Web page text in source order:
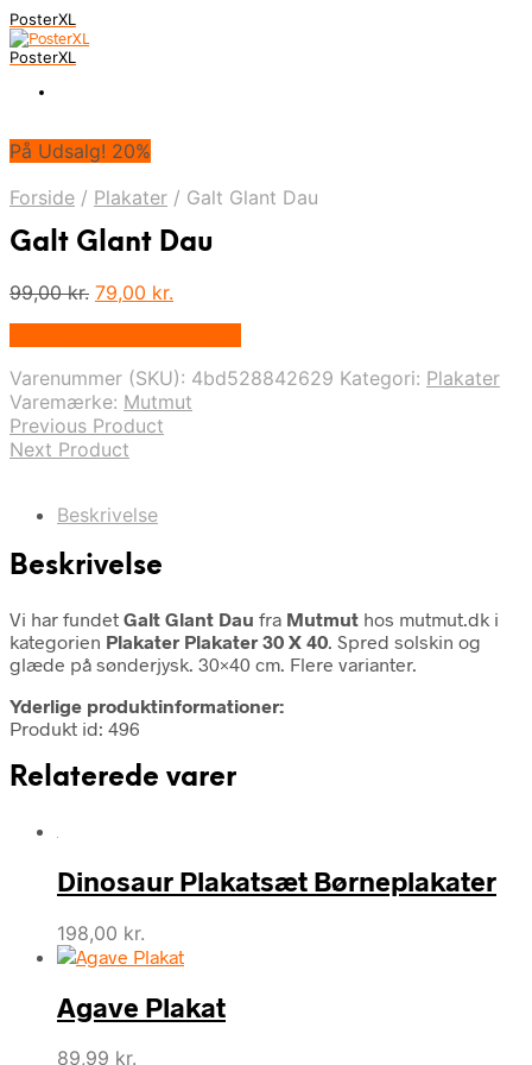
PosterXL
PosterXL
På Udsalg! 20%
Forside / Plakater / Galt Glant Dau
Galt Glant Dau
99,00kr. Den
99,00 kr..
79,00 kr.
79,00 kr..
Varenummer (SKU): 4bd528842629 Kategori: Plakater
Varemærke: Mutmut
Previous Product
Next Product
Beskrivelse
Beskrivelse
Vi har fundet Galt Glant Dau fra Mutmut hos mutmut.dk i
kategorien Plakater Plakater 30 X 40. Spred solskin og
glæde på sønderjysk. 30×40 cm. Flere varianter.
Yderlige produktinformationer:
Produkt id: 496
Relaterede varer
Dinosaur Plakatsæt Børneplakater
198,00 kr.
Agave Plakat
89,99 kr.